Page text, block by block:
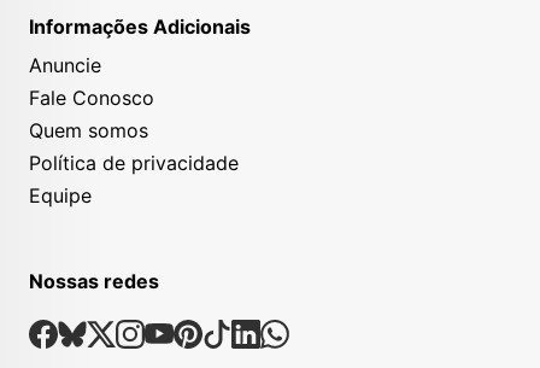
Informações Adicionais
Anuncie
Fale Conosco
Quem somos
Política de privacidade
Equipe
Nossas redes
Nossas Redes Sociais
Facebook
Bsky
X Instagram
Youtube
Pinterest
TiktokLinkedin
Whatsapp